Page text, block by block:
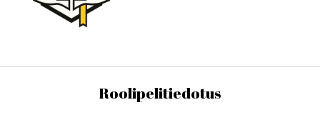
Roolipelitiedotus